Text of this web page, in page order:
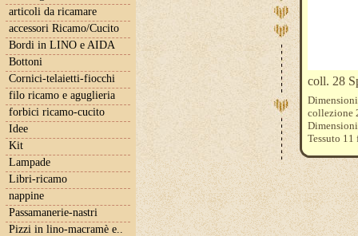
articoli da ricamare
accessori Ricamo/Cucito
Bordi in LINO e AIDA
Bottoni
Cornici-telaietti-fiocchi
filo ricamo e aguglieria
forbici ricamo-cucito
Idee
Kit
Lampade
Libri-ricamo
nappine
Passamanerie-nastri
Pizzi in lino-macramè e..
coll. 28
collezione
Tessuto
Tessuto
Fili DMC e